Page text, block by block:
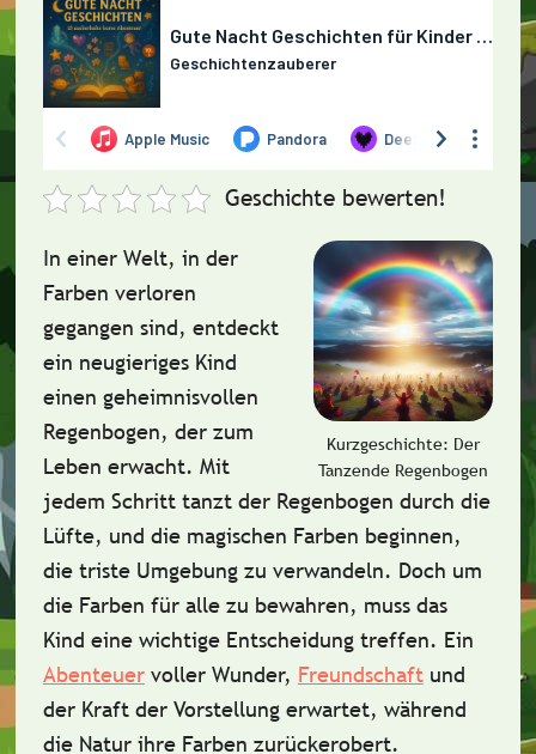
Geschichte bewerten!
Kurzgeschichte: Der
Tanzende Regenbogen
In einer Welt, in der
Farben verloren
gegangen sind, entdeckt
ein neugieriges Kind
einen geheimnisvollen
Regenbogen, der zum
Leben erwacht. Mit
jedem Schritt tanzt der Regenbogen durch die
Lüfte, und die magischen Farben beginnen,
die triste Umgebung zu verwandeln. Doch um
die Farben für alle zu bewahren, muss das
Kind eine wichtige Entscheidung treffen. Ein
Abenteuervoller Wunder, Freundschaftund
der Kraft der Vorstellung erwartet, während
die Natur ihre Farben zurückerobert.